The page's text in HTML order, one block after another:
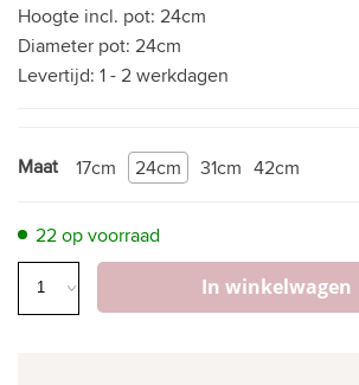
Hoogte incl. pot: 24cm
Diameter pot: 24cm
Levertijd: 1 - 2 werkdagen
Maat 17cm 24cm 31cm 42cm
22 op voorraad
In winkelwagen